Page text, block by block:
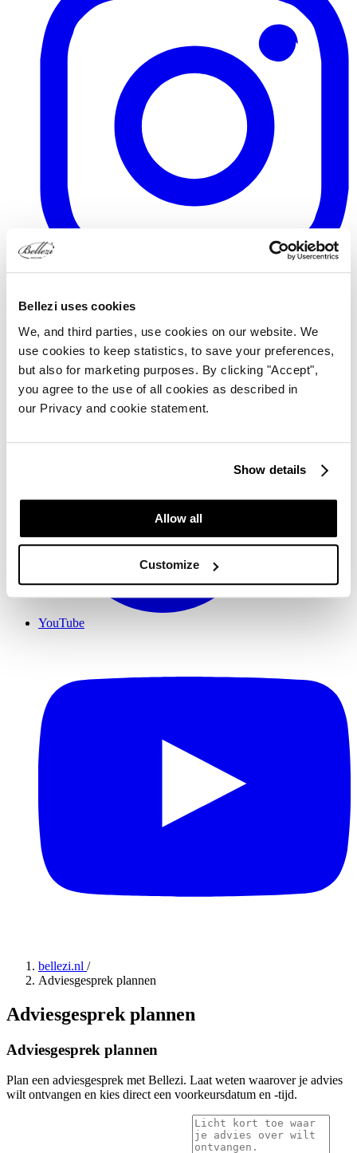
Bellezi uses cookies
We, and third parties, use cookies on our website. We
use cookies to keep statistics, to save your preferences,
but also for marketing purposes. By clicking "Accept",
you agree to the use of all cookies as described in
our Privacy and cookie statement.
Show details
Allow all
Customize
YouTube
bellezi.nl /
Adviesgesprek plannen
Adviesgesprek plannen
Adviesgesprek plannen
Plan een adviesgesprek met Bellezi. Laat weten waarover je advies
wilt ontvangen en kies direct een voorkeursdatum en -tijd.